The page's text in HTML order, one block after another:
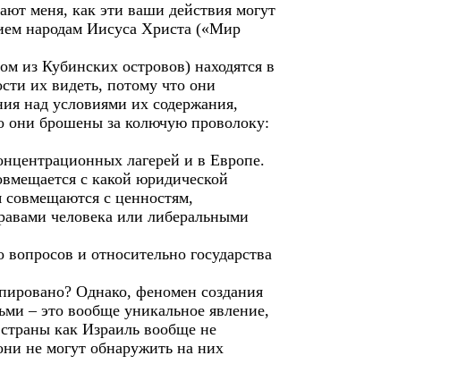
меня, как эти ваши действия могут
народам Иисуса Христа («Мир
из Кубинских островов) находятся в
их видеть, потому что они
над условиями их содержания,
они брошены за колючую проволоку:
лагерей и в Европе.
с какой юридической
совмещаются с ценностям,
человека или либеральными
и относительно государства
Однако, феномен создания
– это вообще уникальное явление,
как Израиль вообще не
не могут обнаружить на них